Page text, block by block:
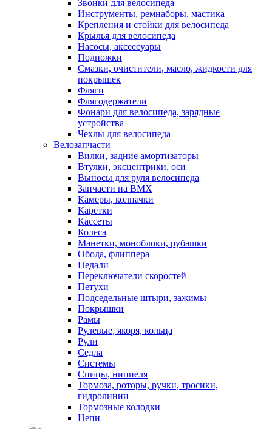
Звонки для велосипеда
Инструменты, ремнаборы, мастика
Крепления и стойки для велосипеда
Крылья для велосипеда
Насосы, аксессуары
Подножки
Смазки, очистители, масло, жидкости для
покрышек
Фляги
Флягодержатели
Фонари для велосипеда, зарядные
устройства
Чехлы для велосипеда
Велозапчасти
Вилки, задние амортизаторы
Втулки, эксцентрики, оси
Выносы для руля велосипеда
Запчасти на BMX
Камеры, колпачки
Каретки
Кассеты
Колеса
Манетки, моноблоки, рубашки
Обода, флиппера
Педали
Переключатели скоростей
Петухи
Подседельные штыри, зажимы
Покрышки
Рамы
Рулевые, якоря, кольца
Рули
Седла
Системы
Спицы, ниппеля
Тормоза, роторы, ручки, тросики,
гидролинии
Тормозные колодки
Цепи